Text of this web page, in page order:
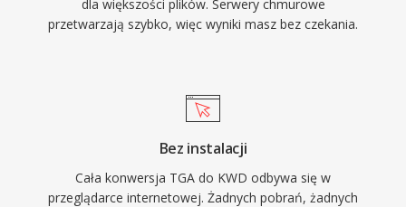
dla większości plików. Serwery chmurowe
przetwarzają szybko, więc wyniki masz bez czekania.
Bez instalacji
Cała konwersja TGA do KWD odbywa się w
przeglądarce internetowej. Żadnych pobrań, żadnych